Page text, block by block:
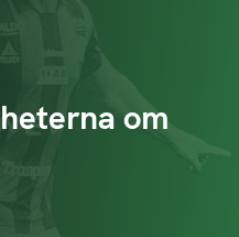
om